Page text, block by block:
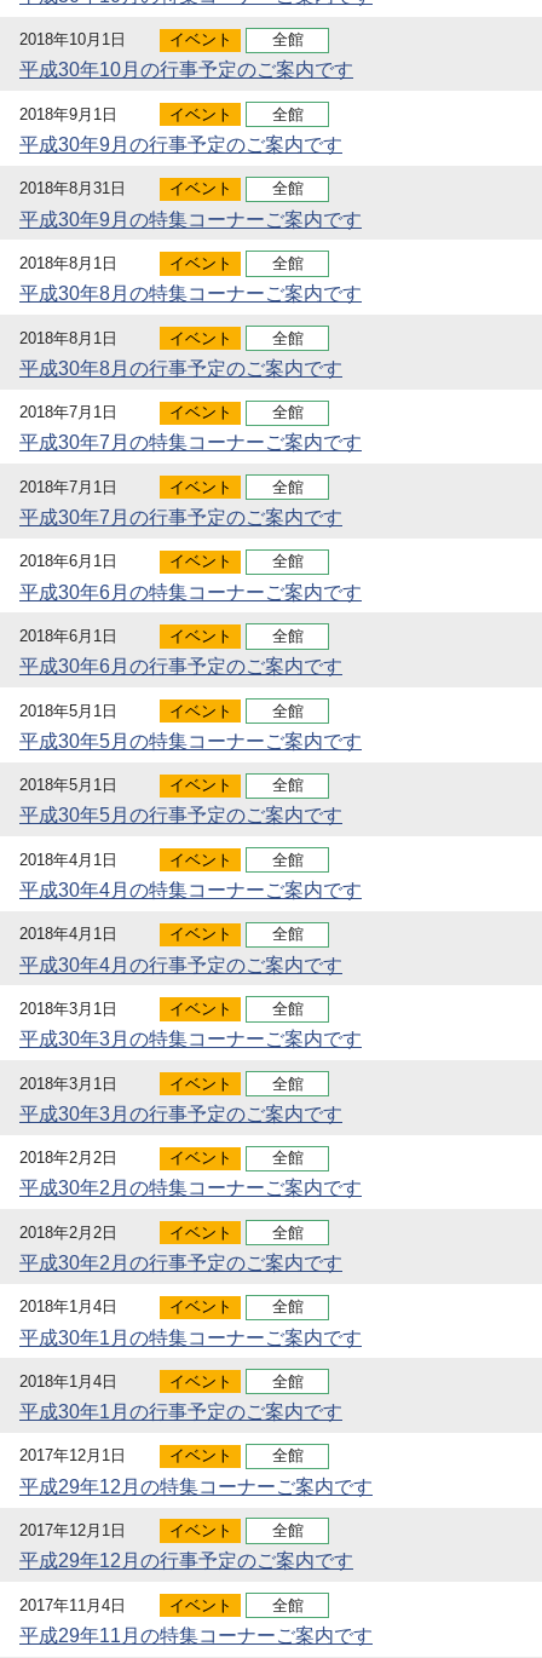
2018年10月1日 イベント 全館
平成30年10月の行事予定のご案内です
2018年9月1日 イベント 全館
平成30年9月の行事予定のご案内です
2018年8月31日 イベント 全館
平成30年9月の特集コーナーご案内です
2018年8月1日 イベント 全館
平成30年8月の特集コーナーご案内です
2018年8月1日 イベント 全館
平成30年8月の行事予定のご案内です
2018年7月1日 イベント 全館
平成30年7月の特集コーナーご案内です
2018年7月1日 イベント 全館
平成30年7月の行事予定のご案内です
2018年6月1日 イベント 全館
平成30年6月の特集コーナーご案内です
2018年6月1日 イベント 全館
平成30年6月の行事予定のご案内です
2018年5月1日 イベント 全館
平成30年5月の特集コーナーご案内です
2018年5月1日 イベント 全館
平成30年5月の行事予定のご案内です
2018年4月1日 イベント 全館
平成30年4月の特集コーナーご案内です
2018年4月1日 イベント 全館
平成30年4月の行事予定のご案内です
2018年3月1日 イベント 全館
平成30年3月の特集コーナーご案内です
2018年3月1日 イベント 全館
平成30年3月の行事予定のご案内です
2018年2月2日 イベント 全館
平成30年2月の特集コーナーご案内です
2018年2月2日 イベント 全館
平成30年2月の行事予定のご案内です
2018年1月4日 イベント 全館
平成30年1月の特集コーナーご案内です
2018年1月4日 イベント 全館
平成30年1月の行事予定のご案内です
2017年12月1日 イベント 全館
平成29年12月の特集コーナーご案内です
2017年12月1日 イベント 全館
平成29年12月の行事予定のご案内です
2017年11月4日 イベント 全館
平成29年11月の特集コーナーご案内です